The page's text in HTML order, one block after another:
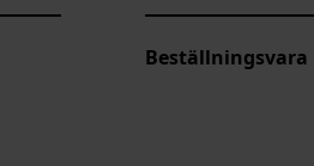
Beställningsvara